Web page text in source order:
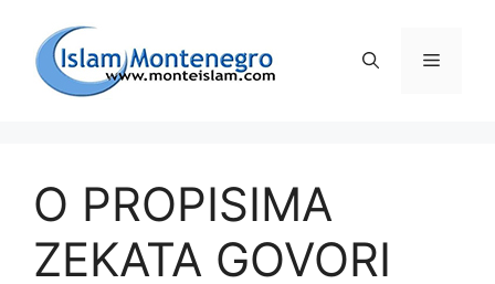
sadržaj
O PROPISIMA
ZEKATA GOVORI